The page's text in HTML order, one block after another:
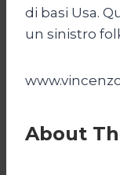
di basi Usa.
un sinistro
About